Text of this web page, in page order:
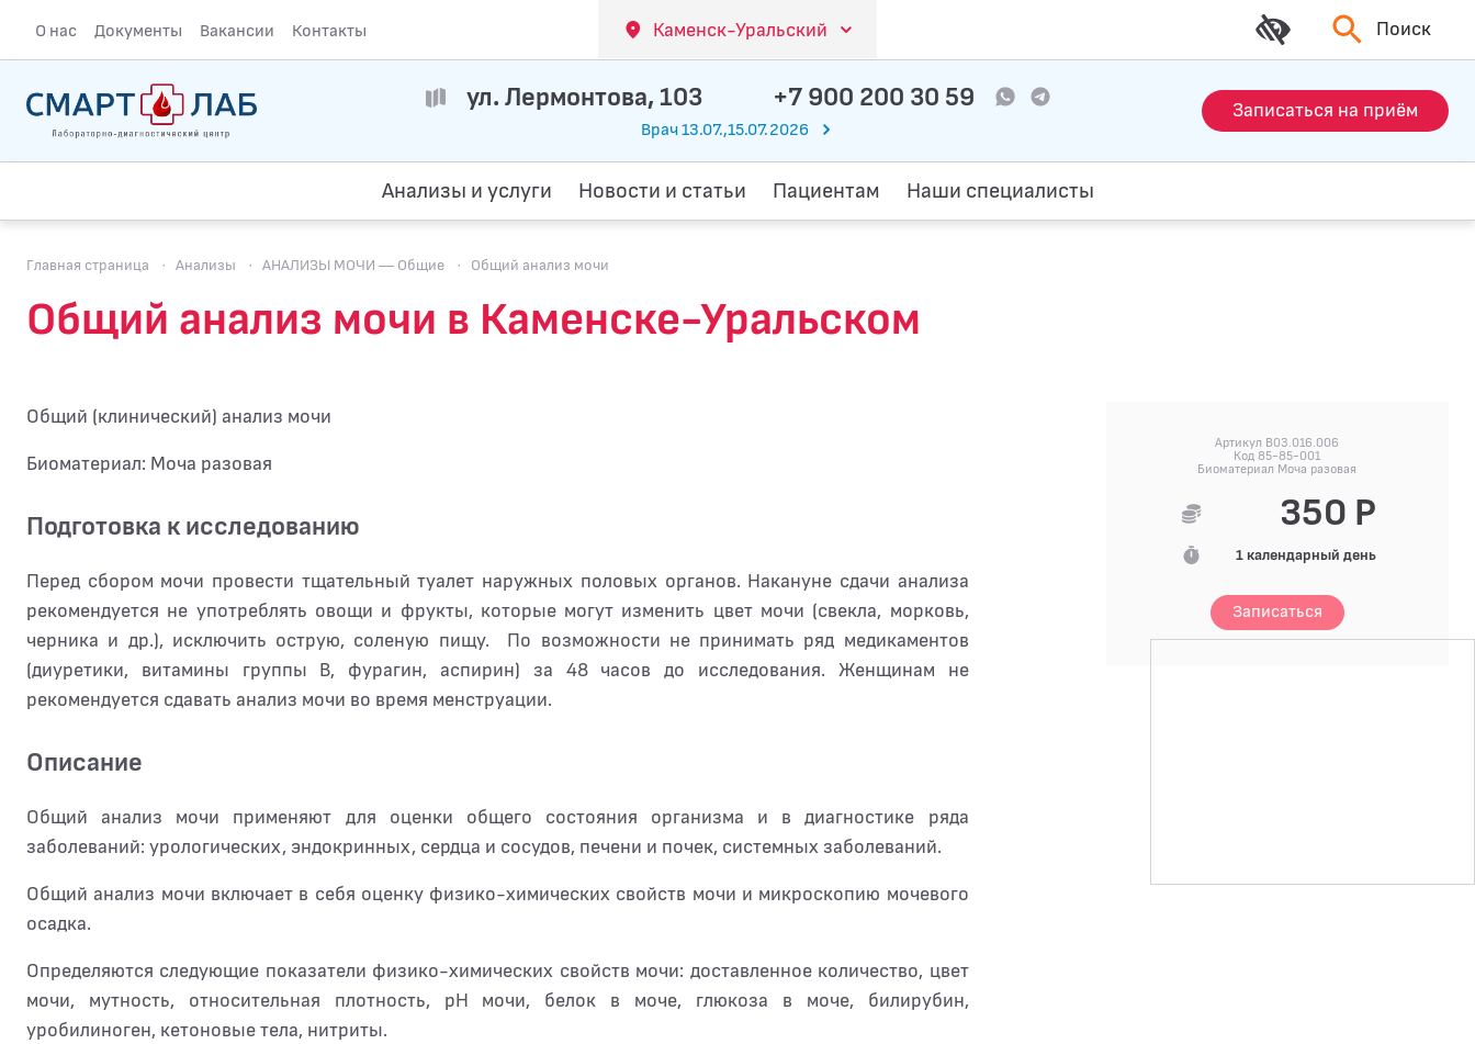
О нас Документы Вакансии Контакты Каменск-Уральский Поиск
ул. Лермонтова, 103 +7 900 200 30 59
Врач 13.07.,15.07.2026
Записаться на приём
Анализы и услуги Новости и статьи Пациентам Наши специалисты
Главная страница · Анализы · АНАЛИЗЫ МОЧИ — Общие · Общий анализ мочи
Общий анализ мочи в Каменске-Уральском
Общий (клинический) анализ мочи
Биоматериал: Моча разовая
Подготовка к исследованию
Перед сбором мочи провести тщательный туалет наружных половых органов. Накануне сдачи анализа
рекомендуется не употреблять овощи и фрукты, которые могут изменить цвет мочи (свекла, морковь,
черника и др.), исключить острую, соленую пищу. По возможности не принимать ряд медикаментов
(диуретики, витамины группы В, фурагин, аспирин) за 48 часов до исследования. Женщинам не
рекомендуется сдавать анализ мочи во время менструации.
Описание
Общий анализ мочи применяют для оценки общего состояния организма и в диагностике ряда
заболеваний: урологических, эндокринных, сердца и сосудов, печени и почек, системных заболеваний.
Общий анализ мочи включает в себя оценку физико-химических свойств мочи и микроскопию мочевого
осадка.
Определяются следующие показатели физико-химических свойств мочи: доставленное количество, цвет
мочи, мутность, относительная плотность, рН мочи, белок в моче, глюкоза в моче, билирубин,
уробилиноген, кетоновые тела, нитриты.
Артикул B03.016.006
Код 85-85-001
Биоматериал Моча разовая
350 Р
1 календарный день
Записаться